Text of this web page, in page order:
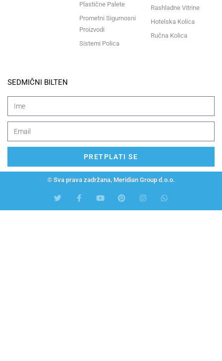
Plastične Palete
Prometni Sigurnosni
Proizvodi
Sistemi Polica
Rashladne Vitrine
Hotelska Kolica
Ručna Kolica
SEDMIČNI BILTEN
PRETPLATI SE
© Sva prava zadržana, Meridian Group d.o.o.